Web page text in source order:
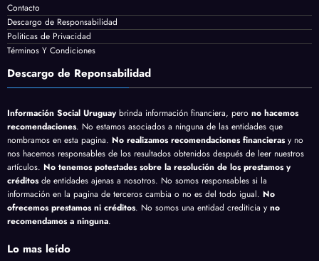
Contacto
Descargo de Responsabilidad
Politicas de Privacidad
Términos Y Condiciones
Descargo de Reponsabilidad
Información Social Uruguaybrinda información financiera, pero no hacemos
recomendaciones. No estamos asociados a ninguna de las entidades que
nombramos en esta pagina. No realizamos recomendaciones financierasy no
nos hacemos responsables de los resultados obtenidos después de leer nuestros
artículos. No tenemos potestades sobre la resolución de los prestamos y
créditosde entidades ajenas a nosotros. No somos responsables si la
información en la pagina de terceros cambia o no es del todo igual. No
ofrecemos prestamos ni créditos. No somos una entidad crediticia y no
recomendamos a ninguna.
Lo mas leído